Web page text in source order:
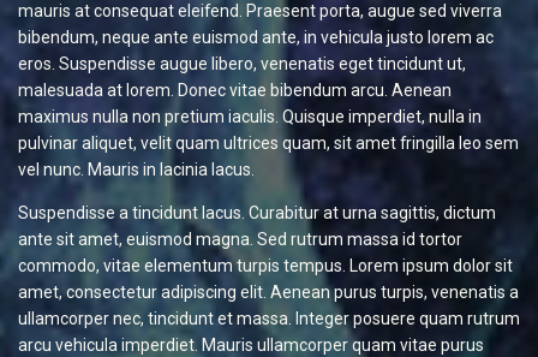
mauris at consequat eleifend. Praesent porta, augue sed viverra
bibendum, neque ante euismod ante, in vehicula justo lorem ac
eros. Suspendisse augue libero, venenatis eget tincidunt ut,
malesuada at lorem. Donec vitae bibendum arcu. Aenean
maximus nulla non pretium iaculis. Quisque imperdiet, nulla in
pulvinar aliquet, velit quam ultrices quam, sit amet fringilla leo sem
vel nunc. Mauris in lacinia lacus.
Suspendisse a tincidunt lacus. Curabitur at urna sagittis, dictum
ante sit amet, euismod magna. Sed rutrum massa id tortor
commodo, vitae elementum turpis tempus. Lorem ipsum dolor sit
amet, consectetur adipiscing elit. Aenean purus turpis, venenatis a
ullamcorper nec, tincidunt et massa. Integer posuere quam rutrum
arcu vehicula imperdiet. Mauris ullamcorper quam vitae purus